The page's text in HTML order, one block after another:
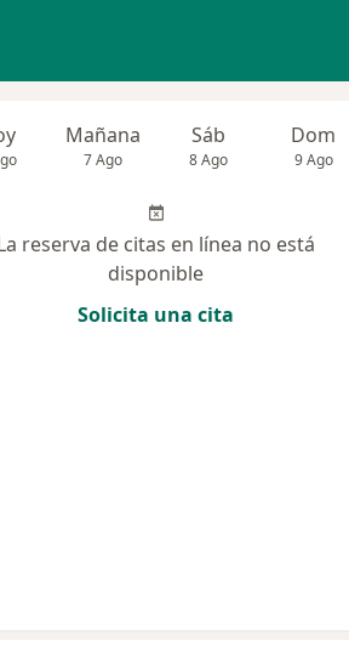
Mañana
7 Ago
Sáb
8 Ago
Dom
9 Ago
reserva de citas en línea no está
disponible
Solicita una cita